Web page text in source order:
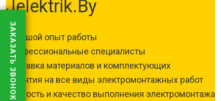
Jelektrik.By
Большой опыт работы
Профессиональные специалисты
Поставка материалов и комплектующих
Гарантия на все виды электромонтажных работ
Скорость и качество выполнения электромонтажа
ЗАКАЗАТЬ ЗВОНОК